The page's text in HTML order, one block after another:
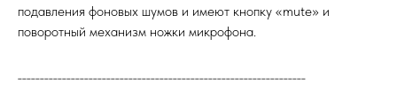
подавления фоновых шумов и имеют кнопку «mute» и
поворотный механизм ножки микрофона.